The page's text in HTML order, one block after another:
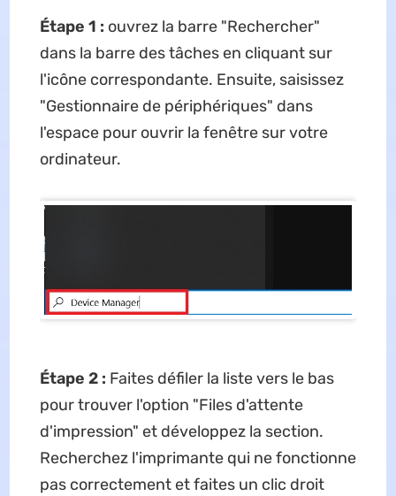
Étape 1 : ouvrez la barre "Rechercher"
dans la barre des tâches en cliquant sur
l'icône correspondante. Ensuite, saisissez
"Gestionnaire de périphériques" dans
l'espace pour ouvrir la fenêtre sur votre
ordinateur.
Étape 2 : Faites défiler la liste vers le bas
pour trouver l'option "Files d'attente
d'impression" et développez la section.
Recherchez l'imprimante qui ne fonctionne
pas correctement et faites un clic droit